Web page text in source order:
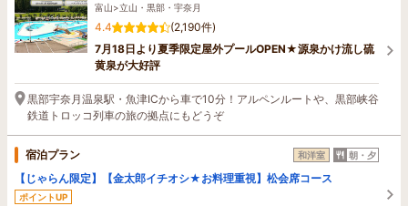
富山>立山・黒部・宇奈月
4.4
(2,190件)
7月18日より夏季限定屋外プールOPEN★源泉かけ流し硫
黄泉が大好評
黒部宇奈月温泉駅・魚津ICから車で10分！アルペンルートや、黒部峡谷
鉄道トロッコ列車の旅の拠点にもどうぞ
宿泊プラン 和洋室 朝・夕
【じゃらん限定】【金太郎イチオシ★お料理重視】松会席コース
ポイントUP